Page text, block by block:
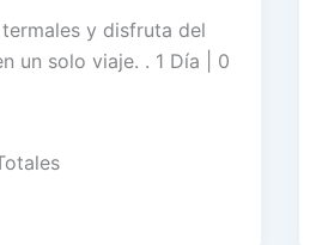
y disfruta del
un solo viaje. . 1 Día | 0